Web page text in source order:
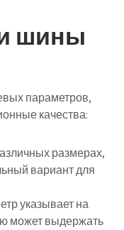
шины
параметров,
качества:
размерах,
вариант для
указывает на
может выдержать